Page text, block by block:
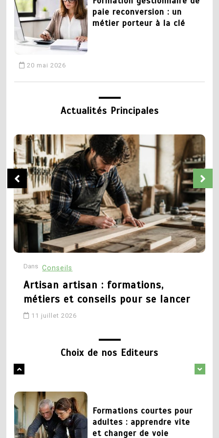
paie reconversion : un
métier porteur à la clé
20 mai 2026
3
CAP plomberie : tout
savoir sur la formation et
19 mai 2026
4
Devenir coiffeur :
formations, débouchés et
parcours pour réussir
pour exercer ce métier
Formation déménageur :
Actualités Principales
Dans Conseils
Artisan artisan : formations,
métiers et conseils pour se lancer
11 juillet 2026
Choix de nos Editeurs
5
Chaudronnier formation :
apprendre un métier
technique et recherché
Changer de metier mais
Formations courtes pour
adultes : apprendre vite
et changer de voie